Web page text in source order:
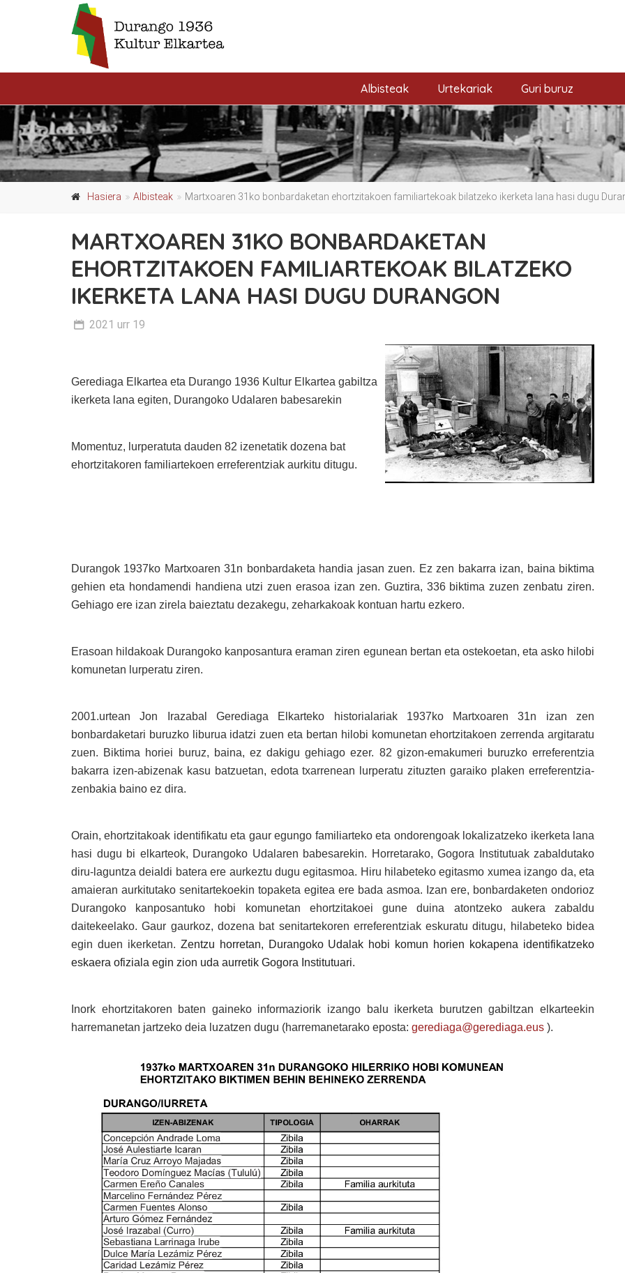
Albisteak Urtekariak Guri buruz
Hasiera Albisteak Martxoaren 31ko bonbardaketan ehortzitakoen familiartekoak bilatzeko ikerketa lana hasi dugu
MARTXOAREN 31KO BONBARDAKETAN
EHORTZITAKOEN FAMILIARTEKOAK BILATZEKO
IKERKETA LANA HASI DUGU DURANGON
2021 urr 19
Gerediaga Elkartea eta Durango 1936 Kultur Elkartea gabiltza
ikerketa lana egiten, Durangoko Udalaren babesarekin
Momentuz, lurperatuta dauden 82 izenetatik dozena bat
ehortzitakoren familiartekoen erreferentziak aurkitu ditugu.
Durangok 1937ko Martxoaren 31n bonbardaketa handia jasan zuen. Ez zen bakarra izan, baina biktima
gehien eta hondamendi handiena utzi zuen erasoa izan zen. Guztira, 336 biktima zuzen zenbatu ziren.
Gehiago ere izan zirela baieztatu dezakegu, zeharkakoak kontuan hartu ezkero.
Erasoan hildakoak Durangoko kanposantura eraman ziren egunean bertan eta ostekoetan, eta asko hilobi
komunetan lurperatu ziren.
2001.urtean Jon Irazabal Gerediaga Elkarteko historialariak 1937ko Martxoaren 31n izan zen
bonbardaketari buruzko liburua idatzi zuen eta bertan hilobi komunetan ehortzitakoen zerrenda argitaratu
zuen. Biktima horiei buruz, baina, ez dakigu gehiago ezer. 82 gizon-emakumeri buruzko erreferentzia
bakarra izen-abizenak kasu batzuetan, edota txarrenean lurperatu zituzten garaiko plaken erreferentzia-
zenbakia baino ez dira.
Orain, ehortzitakoak identifikatu eta gaur egungo familiarteko eta ondorengoak lokalizatzeko ikerketa lana
hasi dugu bi elkarteok, Durangoko Udalaren babesarekin. Horretarako, Gogora Institutuak zabaldutako
diru-laguntza deialdi batera ere aurkeztu dugu egitasmoa. Hiru hilabeteko egitasmo xumea izango da, eta
amaieran aurkitutako senitartekoekin topaketa egitea ere bada asmoa. Izan ere, bonbardaketen ondorioz
Durangoko kanposantuko hobi komunetan ehortzitakoei gune duina atontzeko aukera zabaldu
daitekeelako. Gaur gaurkoz, dozena bat senitartekoren erreferentziak eskuratu ditugu, hilabeteko bidea
egin duen ikerketan. Zentzu horretan, Durangoko Udalak hobi komun horien kokapena identifikatzeko
eskaera ofiziala egin zion uda aurretik Gogora Institutuari.
Inork ehortzitakoren baten gaineko informaziorik izango balu ikerketa burutzen gabiltzan elkarteekin
harremanetan jartzeko deia luzatzen dugu (harremanetarako eposta: gerediaga@gerediaga.eus ).